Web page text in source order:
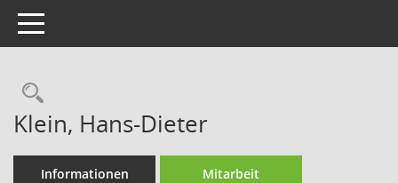
Toggle navigation
Rechercheauswahl
Klein, Hans-Dieter
Informationen Mitarbeit